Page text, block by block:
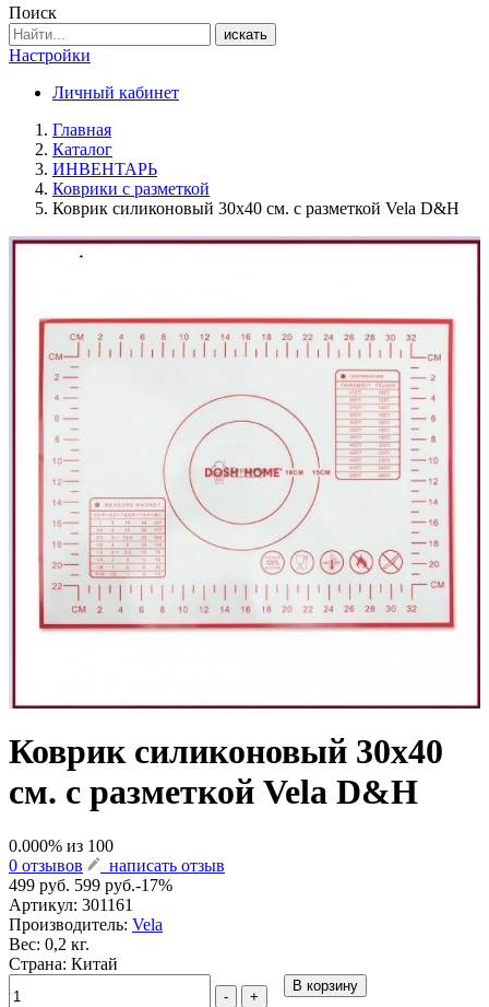
Поиск
искать
Настройки
Личный кабинет
Главная
Каталог
ИНВЕНТАРЬ
Коврики с разметкой
Коврик силиконовый 30х40 см. с разметкой Vela D&H
Коврик силиконовый 30х40
см. с разметкой Vela D&H
0.000% из 100
0 отзывов
написать отзыв
499 руб. 599 руб.-17%
Артикул: 301161
Производитель: Vela
Вес: 0,2 кг.
Страна: Китай
- +
В корзину